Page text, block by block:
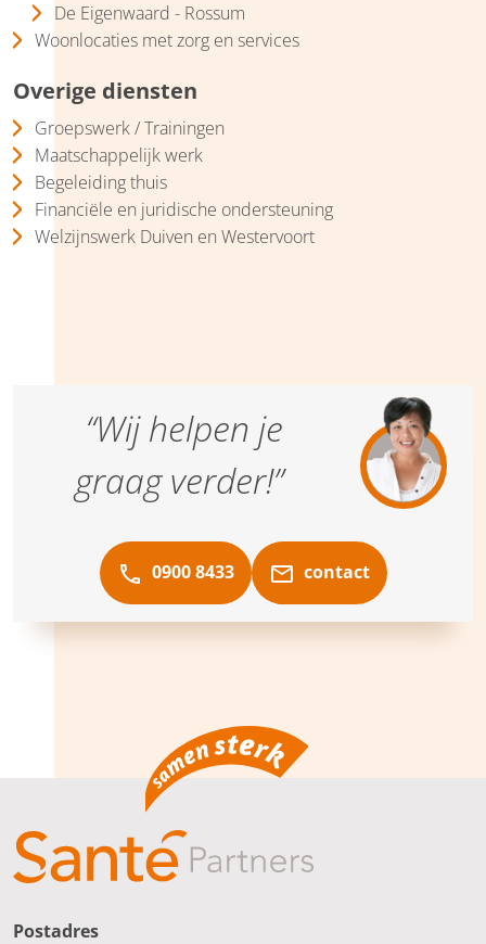
De Eigenwaard - Rossum
Woonlocaties met zorg en services
Overige diensten
Groepswerk / Trainingen
Maatschappelijk werk
Begeleiding thuis
Financiële en juridische ondersteuning
Welzijnswerk Duiven en Westervoort
“Wij helpen je
graag verder!”
0900 8433 contact
Postadres